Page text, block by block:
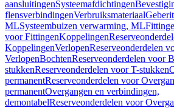
aansluitingenSysteemafdichtingen
flensverbindingenVerbruiksmateriaal
MLSysteembuizen verwarming, ML
voor FittingenKoppelingen
KoppelingenVerlopenReserveonderdelen
VerlopenBochtenReserveonderdelen voor
stukkenReserveonderdelen voor T-stukken
permanentReserveonderdelen voor
permanentOvergangen en verbindingen,
demontabelReserveonderdelen voor